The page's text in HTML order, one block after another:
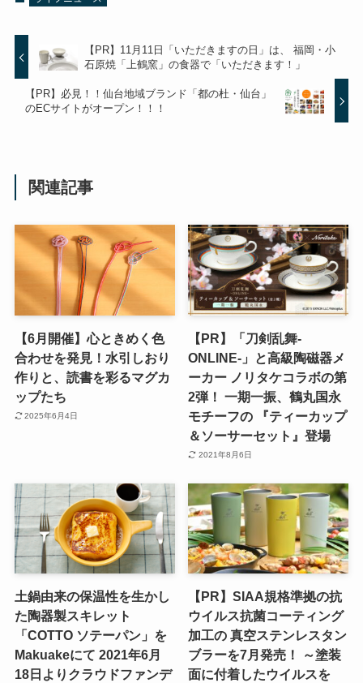
【PR】11月11日「いただきますの日」は、 福岡・小
石原焼「上鶴窯」の食器で「いただきます！」
【PR】必見！！仙台地域ブランド「都の杜・仙台」
のECサイトがオープン！！！
関連記事
【6月開催】心ときめく色
合わせを発見！水引しおり
作りと、読書を彩るマグカ
ップたち
2025年6月4日
【PR】「刀剣乱舞-
ONLINE-」と高級陶磁器メ
ーカー ノリタケコラボの第
2弾！ 一期一振、鶴丸国永
モチーフの 『ティーカップ
＆ソーサーセット』登場
2021年8月6日
土鍋由来の保温性を生かし
た陶器製スキレット
「COTTO ソテーパン」を
Makuakeにて 2021年6月
18日よりクラウドファンデ
【PR】SIAA規格準拠の抗
ウイルス抗菌コーティング
加工の 真空ステンレスタン
ブラーを7月発売！ ～塗装
面に付着したウイルスを